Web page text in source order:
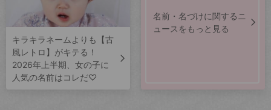
キラキラネームよりも【古
風レトロ】がキテる！
2026年上半期、女の子に
人気の名前はコレだ♡
名前・名づけに関するニ
ュースをもっと見る